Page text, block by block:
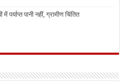
पर्याप्त पानी नहीं, ग्रामीण चिंतित